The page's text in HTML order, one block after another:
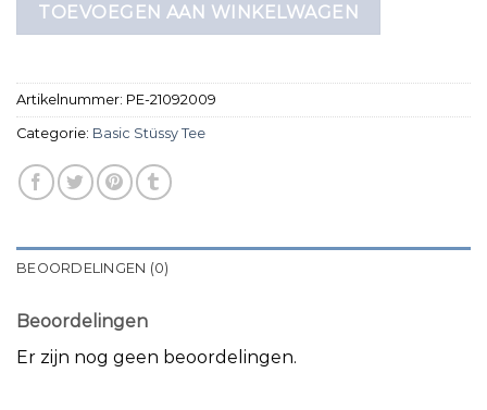
TOEVOEGEN AAN WINKELWAGEN
Artikelnummer: PE-21092009
Categorie: Basic Stüssy Tee
BEOORDELINGEN (0)
Beoordelingen
Er zijn nog geen beoordelingen.